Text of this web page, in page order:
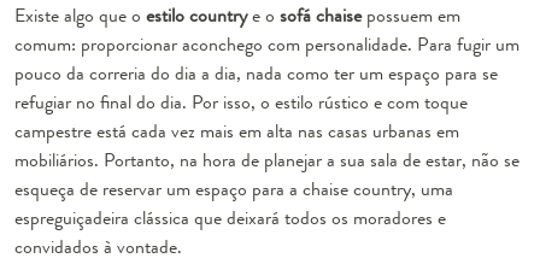
Existe algo que o estilo countrye o sofá chaisepossuem em
comum: proporcionar aconchego com personalidade. Para fugir um
pouco da correria do dia a dia, nada como ter um espaço para se
refugiar no final do dia. Por isso, o estilo rústico e com toque
campestreestá cada vez mais em alta nas casas urbanas em
mobiliários. Portanto, na hora de planejar a sua sala de estar, não se
esqueça de reservar um espaço para a chaise country, uma
espreguiçadeira clássica que deixará todos os moradores e
convidados à vontade.